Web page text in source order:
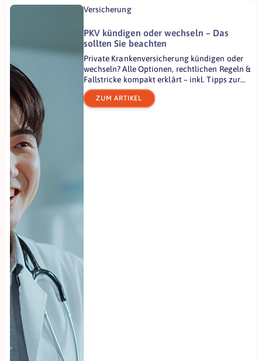
Versicherung
PKV kündigen oder wechseln – Das
sollten Sie beachten
Private Krankenversicherung kündigen oder
wechseln? Alle Optionen, rechtlichen Regeln &
Fallstricke kompakt erklärt – inkl. Tipps zur
Tarifoptimierung.
ZUM ARTIKEL